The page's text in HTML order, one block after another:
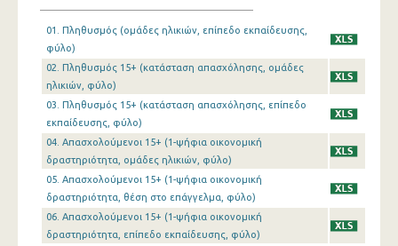
3o Τρίμηνο 2018
2o Τρίμηνο 2018
1o Τρίμηνο 2018
4o Τρίμηνο 2017
3o Τρίμηνο 2017
2o Τρίμηνο 2017
1o Τρίμηνο 2017
4o Τρίμηνο 2016
01. Πληθυσμός (ομάδες ηλικιών, επίπεδο εκπαίδευσης,
φύλο)
02. Πληθυσμός 15+ (κατάσταση απασχόλησης, ομάδες
ηλικιών, φύλο)
03. Πληθυσμός 15+ (κατάσταση απασχόλησης, επίπεδο
εκπαίδευσης, φύλο)
04. Απασχολούμενοι 15+ (1-ψήφια οικονομική
δραστηριότητα, ομάδες ηλικιών, φύλο)
05. Απασχολούμενοι 15+ (1-ψήφια οικονομική
δραστηριότητα, θέση στο επάγγελμα, φύλο)
06. Απασχολούμενοι 15+ (1-ψήφια οικονομική
δραστηριότητα, επίπεδο εκπαίδευσης, φύλο)